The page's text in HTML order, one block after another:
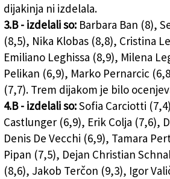
dijakinja ni izdelala.
3.B - izdelali so: Barbara Ban (8),
(8,5), Nika Klobas (8,8), Cristina
Emiliano Leghissa (8,9), Milena
Pelikan (6,9), Marko Pernarcic
(7,7). Trem dijakom je bilo
4.B - izdelali so:Sofia Carciotti
Castlunger (6,9), Erik Colja (7,6),
Denis De Vecchi (6,9), Tamara
Pipan (7,5), Dejan Christian
(8,6), Jakob Terčon (9,3), Igor